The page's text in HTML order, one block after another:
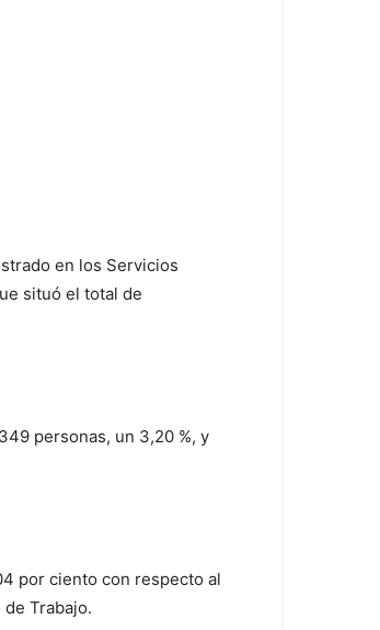
en los Servicios
situó el total de
personas, un 3,20 %, y
por ciento con respecto al
Trabajo.